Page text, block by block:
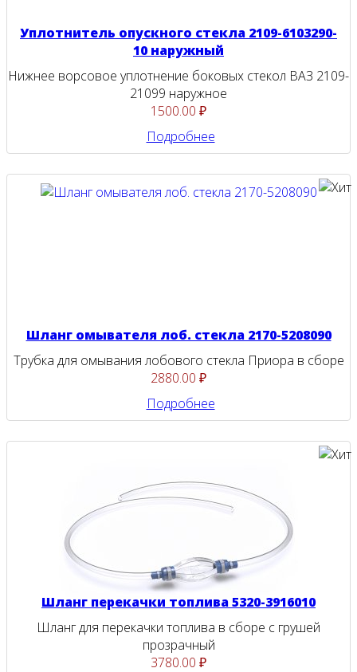
Уплотнитель опускного стекла 2109-6103290-
10 наружный
Нижнее ворсовое уплотнение боковых стекол ВАЗ 2109-
21099 наружное
1500.00 ₽
Подробнее
Шланг омывателя лоб. стекла 2170-5208090
Трубка для омывания лобового стекла Приора в сборе
2880.00 ₽
Подробнее
Шланг перекачки топлива 5320-3916010
Шланг для перекачки топлива в сборе с грушей
прозрачный
3780.00 ₽